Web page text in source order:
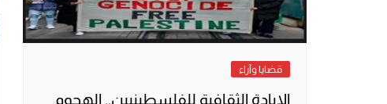
قضايا وآراء
الإبادة الثقافية للفلسطينيين.. الهجوم